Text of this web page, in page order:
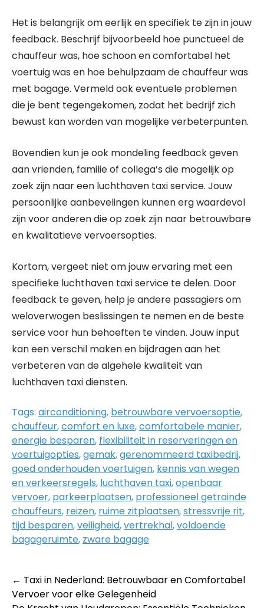
Het is belangrijk om eerlijk en specifiek te zijn in jouw
feedback. Beschrijf bijvoorbeeld hoe punctueel de
chauffeur was, hoe schoon en comfortabel het
voertuig was en hoe behulpzaam de chauffeur was
met bagage. Vermeld ook eventuele problemen
die je bent tegengekomen, zodat het bedrijf zich
bewust kan worden van mogelijke verbeterpunten.
Bovendien kun je ook mondeling feedback geven
aan vrienden, familie of collega’s die mogelijk op
zoek zijn naar een luchthaven taxi service. Jouw
persoonlijke aanbevelingen kunnen erg waardevol
zijn voor anderen die op zoek zijn naar betrouwbare
en kwalitatieve vervoersopties.
Kortom, vergeet niet om jouw ervaring met een
specifieke luchthaven taxi service te delen. Door
feedback te geven, help je andere passagiers om
weloverwogen beslissingen te nemen en de beste
service voor hun behoeften te vinden. Jouw input
kan een verschil maken en bijdragen aan het
verbeteren van de algehele kwaliteit van
luchthaven taxi diensten.
Tags: airconditioning, betrouwbare vervoersoptie,
chauffeur,comfort en luxe,comfortabele manier,
energie besparen, flexibiliteit in reserveringen en
voertuigopties,gemak,gerenommeerd taxibedrij,
goed onderhouden voertuigen, kennis van wegen
en verkeersregels, luchthaven taxi,openbaar
vervoer, parkeerplaatsen, professioneel getrainde
chauffeurs, reizen, ruime zitplaatsen,stressvrije rit,
tijd besparen,veiligheid,vertrekhal,voldoende
bagageruimte, zware bagage
Post
navigation
← Taxi in Nederland: Betrouwbaar en Comfortabel
Vervoer voor elke Gelegenheid